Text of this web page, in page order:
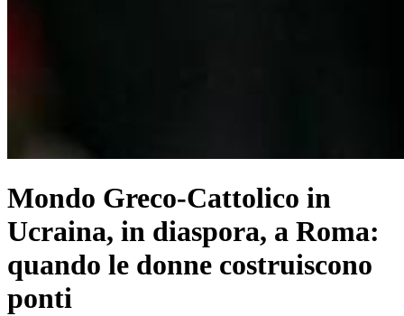
Mondo Greco-Cattolico in
Ucraina, in diaspora, a Roma:
quando le donne costruiscono
ponti